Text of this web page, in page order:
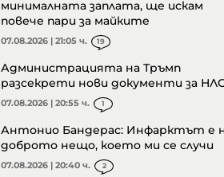
минималната заплата, ще искам
повече пари за майките
07.08.2026 | 21:05 ч. 19
Администрацията на Тръмп
разсекрети нови документи за
07.08.2026 | 20:55 ч. 1
Антонио Бандерас: Инфарктът е
доброто нещо, което ми се случи
07.08.2026 | 20:40 ч. 2